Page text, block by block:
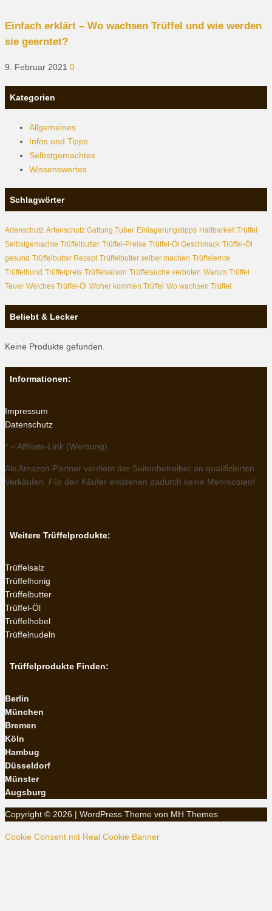
Einfach erklärt – Wo wachsen Trüffel und wie werden
sie geerntet?
9. Februar 2021 0
Kategorien
Allgemeines
Infos und Tipps
Selbstgemachtes
Wissenswertes
Schlagwörter
Artenschutz Artenschutz Gattung Tuber Einlagerungstipps Haltbarkeit Trüffel
Selbstgemachte Trüffelbutter Trüffel-Preise Trüffel-Öl Geschmack Trüffel-Öl
gesund Trüffelbutter Rezept Trüffelbutter selber machen Trüffelernte
Trüffelhund Trüffelpreis Trüffelsaison Trüffelsuche verboten Warum Trüffel
Teuer Welches Trüffel-Öl Woher kommen Trüffel Wo wachsen Trüffel
Beliebt & Lecker
Keine Produkte gefunden.
Informationen:
Impressum
Datenschutz
* = Affiliate-Link (Werbung)
Als Amazon-Partner verdient der Seitenbetreiber an qualifizierten
Verkäufen. Für den Käufer entstehen dadurch keine Mehrkosten!
Weitere Trüffelprodukte:
Trüffelsalz
Trüffelhonig
Trüffelbutter
Trüffel-Öl
Trüffelhobel
Trüffelnudeln
Trüffelprodukte Finden:
Berlin
München
Bremen
Köln
Hambug
Düsseldorf
Münster
Augsburg
Copyright © 2026 | WordPress Theme von MH Themes
Cookie Consent mit Real Cookie Banner